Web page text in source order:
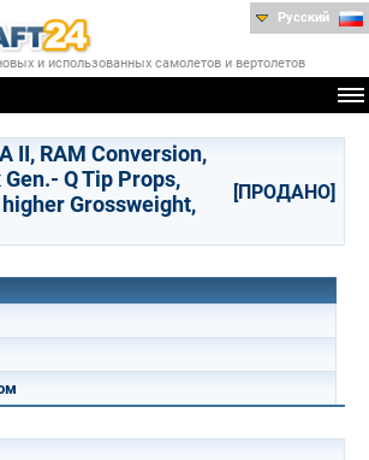
и использованных самолетов и вертолетов
Русский
II, RAM Conversion,
Q Tip Props,
Grossweight,
[ПРОДАНО]